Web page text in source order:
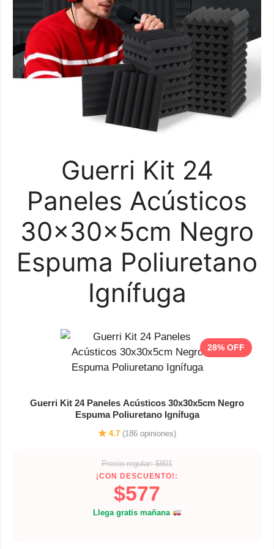
Guerri Kit 24
Paneles Acústicos
30x30x5cm Negro
Espuma Poliuretano
Ignífuga
28% OFF
Guerri Kit 24 Paneles Acústicos 30x30x5cm Negro
Espuma Poliuretano Ignífuga
4.7 (186 opiniones)
Precio regular: $801
¡CON DESCUENTO!:
$577
Llega gratis mañana